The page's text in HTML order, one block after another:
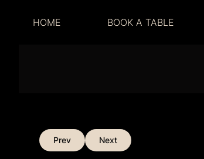
HOME BOOK A TABLE
FEIERTAG
Prev Next